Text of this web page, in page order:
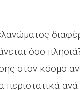
όσο
στον κόσμο
περιστατικά